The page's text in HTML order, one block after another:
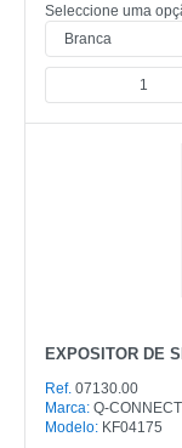
Seleccione uma
EXPOSITOR DE
Ref. 07130.00
Marca: Q-CONNECT
Modelo: KF04175